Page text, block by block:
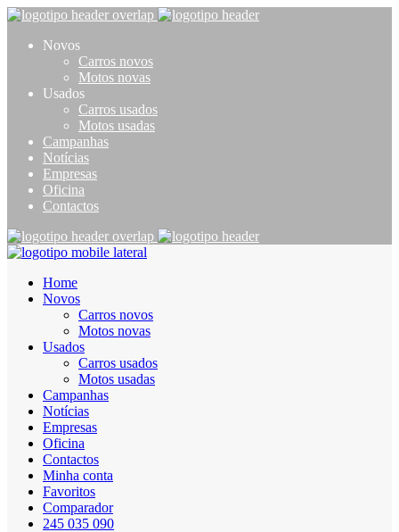
Novos
Carros novos
Motos novas
Usados
Carros usados
Motos usadas
Campanhas
Notícias
Empresas
Oficina
Contactos
Home
Novos
Carros novos
Motos novas
Usados
Carros usados
Motos usadas
Campanhas
Notícias
Empresas
Oficina
Contactos
Minha conta
Favoritos
Comparador
245 035 090